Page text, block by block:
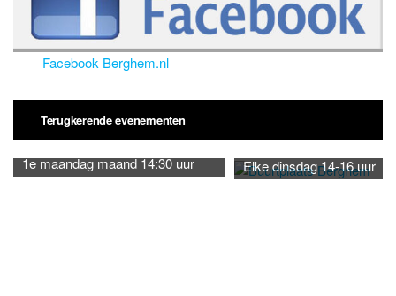
Facebook Berghem.nl
Terugkerende evenementen
1e maandag maand 14:30 uur Elke dinsdag 14-16 uur